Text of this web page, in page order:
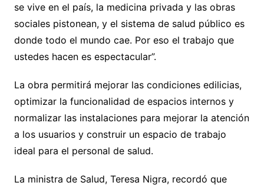
se vive en el país, la medicina privada y las obras
sociales pistonean, y el sistema de salud público es
donde todo el mundo cae. Por eso el trabajo que
ustedes hacen es espectacular”.
La obra permitirá mejorar las condiciones edilicias,
optimizar la funcionalidad de espacios internos y
normalizar las instalaciones para mejorar la atención
a los usuarios y construir un espacio de trabajo
ideal para el personal de salud.
La ministra de Salud, Teresa Nigra, recordó que